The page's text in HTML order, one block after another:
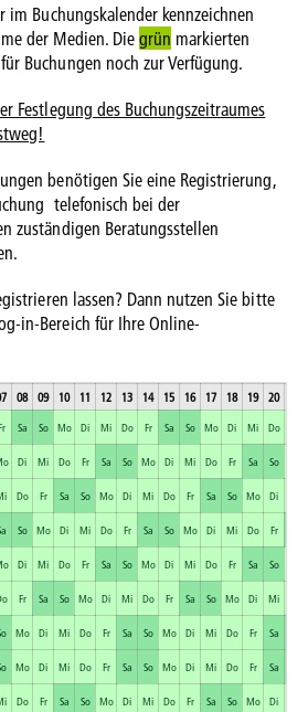
Buchungskalender kennzeichnen
der Medien. Diegrün markierten
Buchungen noch zur Verfügung.
Festlegung des Buchungszeitraumes
benötigen Sie eine Registrierung,
telefonisch bei der
zuständigen Beratungsstellen
lassen? Dann nutzen Sie bitte
in-Bereich für Ihre Online-
08 09 10 11 12 13 14 15 16 17 18 19 20
Sa So Mo Di Mi Do Fr Sa So Mo Di Mi Do
Di Mi Do Fr Sa So Mo Di Mi Do Fr Sa So
Do Fr Sa So Mo Di Mi Do Fr Sa So Mo Di
So Mo Di Mi Do Fr Sa So Mo Di Mi Do Fr
Di Mi Do Fr Sa So Mo Di Mi Do Fr Sa So
Fr Sa So Mo Di Mi Do Fr Sa So Mo Di Mi
Mo Di Mi Do Fr Sa So Mo Di Mi Do Fr Sa
Mo Di Mi Do Fr Sa So Mo Di Mi Do Fr Sa
Do Fr Sa So Mo Di Mi Do Fr Sa So Mo Di